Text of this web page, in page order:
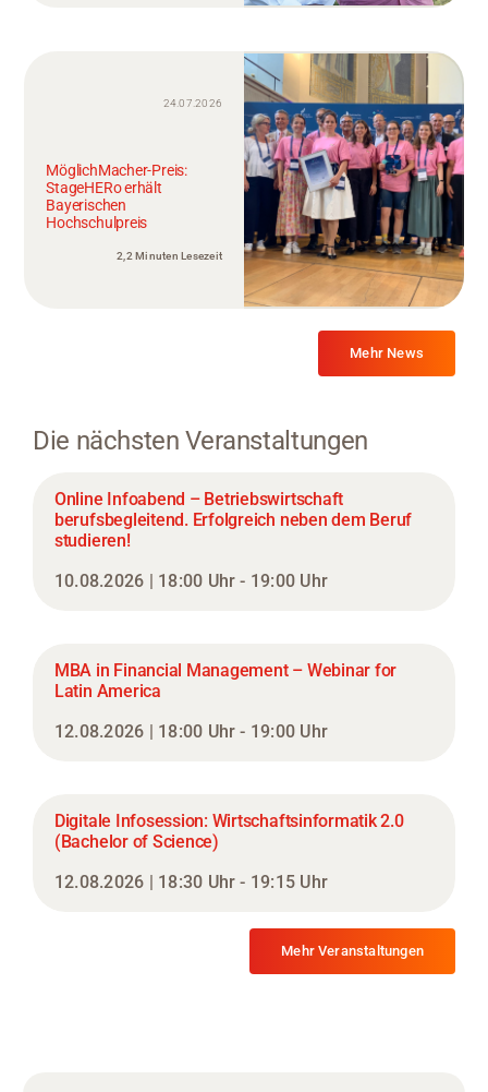
24.07.2026
MöglichMacher-Preis:
StageHERo erhält
Bayerischen
Hochschulpreis
2,2 Minuten Lesezeit
Mehr News
Die nächsten Veranstaltungen
Online Infoabend – Betriebswirtschaft
berufsbegleitend. Erfolgreich neben dem Beruf
studieren!
10.08.2026 | 18:00 Uhr - 19:00 Uhr
MBA in Financial Management – Webinar for
Latin America
12.08.2026 | 18:00 Uhr - 19:00 Uhr
Digitale Infosession: Wirtschaftsinformatik 2.0
(Bachelor of Science)
12.08.2026 | 18:30 Uhr - 19:15 Uhr
Mehr Veranstaltungen